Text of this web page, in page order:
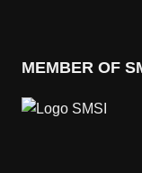
MEMBER OF